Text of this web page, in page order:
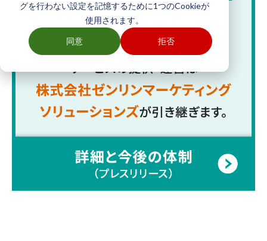
グを行わない設定を記憶するために1つのCookieが
使用されます。
同意 拒否